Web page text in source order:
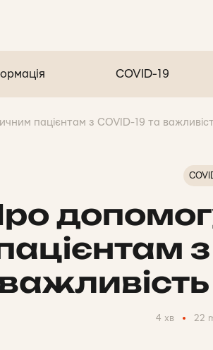
COVID-19
пацієнтам з COVID-19 та
4 хв 22